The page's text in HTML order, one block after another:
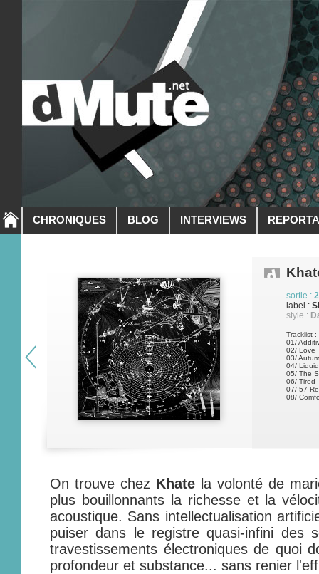
CHRONIQUES BLOG INTERVIEWS
sortie :
label :
style :
Tracklist :
01/
02/ Love
03/
04/ Liquid
05/ The
06/ Tired
07/ 57
08/
On trouve chez Khate la volonté de
plus bouillonnants la richesse et la
acoustique. Sans intellectualisation
puiser dans le registre quasi-infini des
travestissements électroniques de quoi
profondeur et substance... sans renier